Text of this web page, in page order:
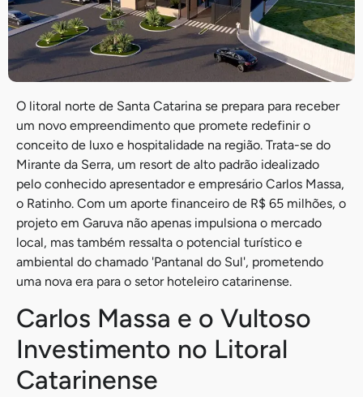
O litoral norte de Santa Catarina se prepara para receber
um novo empreendimento que promete redefinir o
conceito de luxo e hospitalidade na região. Trata-se do
Mirante da Serra, um resort de alto padrão idealizado
pelo conhecido apresentador e empresário Carlos Massa,
o Ratinho. Com um aporte financeiro de R$ 65 milhões, o
projeto em Garuva não apenas impulsiona o mercado
local, mas também ressalta o potencial turístico e
ambiental do chamado 'Pantanal do Sul', prometendo
uma nova era para o setor hoteleiro catarinense.
Carlos Massa e o Vultoso
Investimento no Litoral
Catarinense